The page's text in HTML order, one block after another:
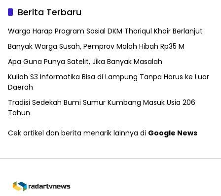
Berita Terbaru
Warga Harap Program Sosial DKM Thoriqul Khoir Berlanjut
Banyak Warga Susah, Pemprov Malah Hibah Rp35 M
Apa Guna Punya Satelit, Jika Banyak Masalah
Kuliah S3 Informatika Bisa di Lampung Tanpa Harus ke Luar
Daerah
Tradisi Sedekah Bumi Sumur Kumbang Masuk Usia 206
Tahun
Cek artikel dan berita menarik lainnya di Google News